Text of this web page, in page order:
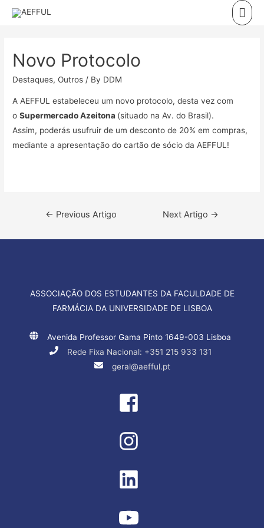
Skip
Novo Protocolo
Destaques, Outros / By DDM
A AEFFUL estabeleceu um novo protocolo, desta vez com
oSupermercado Azeitona (situado na Av. do Brasil).
Assim, poderás usufruir de um desconto de 20% em compras,
mediante a apresentação do cartão de sócio da AEFFUL!
Navegação
artigos
← Previous Artigo Next Artigo →
ASSOCIAÇÃO DOS ESTUDANTES DA FACULDADE DE
FARMÁCIA DA UNIVERSIDADE DE LISBOA
Avenida Professor Gama Pinto 1649-003 Lisboa
Rede Fixa Nacional: +351 215 933 131
geral@aefful.pt